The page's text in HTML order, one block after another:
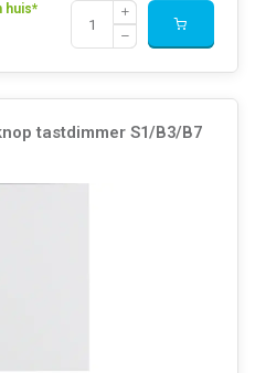
huis*
tastdimmer S1/B3/B7